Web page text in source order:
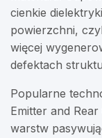
cienkie
powierzchni,
więcej
defektach
Popularne
Emitter and
warstw